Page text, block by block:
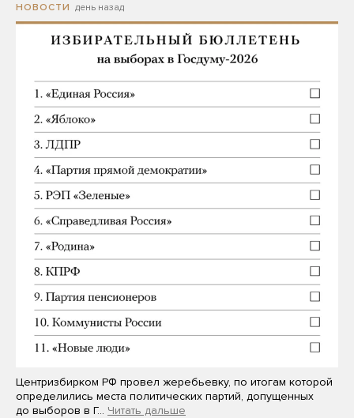
НОВОСТИ день назад
Центризбирком РФ провел жеребьевку, по итогам которой
определились места политических партий, допущенных
до выборов в Г… Читать дальше